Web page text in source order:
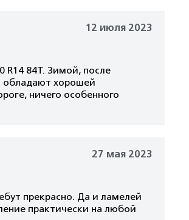
12 июля 2023
R14 84T. Зимой, после
обладают хорошей
ничего особенного
27 мая 2023
прекрасно. Да и ламелей
практически на любой